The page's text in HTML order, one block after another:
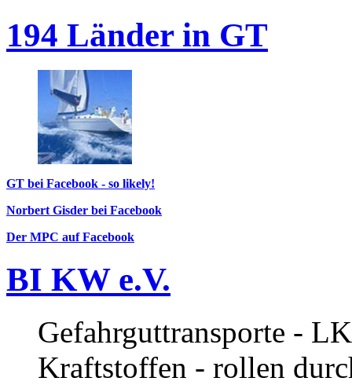
194 Länder in GT
GT bei Facebook - so likely!
Norbert Gisder bei Facebook
Der MPC auf Facebook
BI KW e.V.
Gefahrguttransporte -
Kraftstoffen - rollen